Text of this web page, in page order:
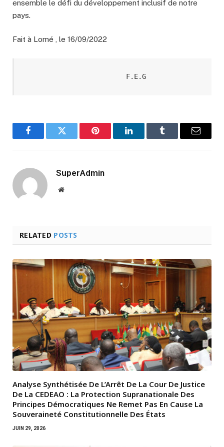
ensemble le défi du développement inclusif de notre
pays.
Fait à Lomé , le 16/09/2022
                         F.E.G
FacebookTwitter Pinterest LinkedInTumblr Email
SuperAdmin
Website
RELATED POSTS
Analyse Synthétisée De L’Arrêt De La Cour De Justice
De La CEDEAO : La Protection Supranationale Des
Principes Démocratiques Ne Remet Pas En Cause La
Souveraineté Constitutionnelle Des États
JUIN 29, 2026